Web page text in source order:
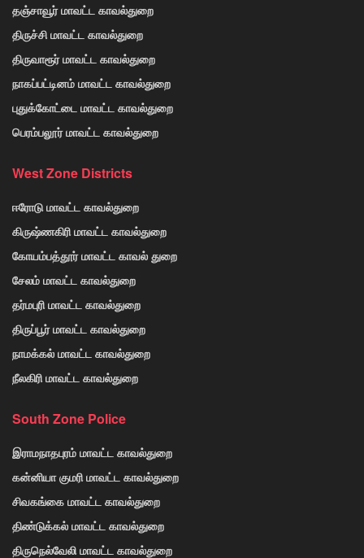
தஞ்சாவூர் மாவட்ட காவல்துறை
திருச்சி மாவட்ட காவல்துறை
திருவாரூர் மாவட்ட காவல்துறை
நாகப்பட்டினம் மாவட்ட காவல்துறை
புதுக்கோட்டை மாவட்ட காவல்துறை
பெரம்பலூர் மாவட்ட காவல்துறை
West Zone Districts
ஈரோடு மாவட்ட காவல்துறை
கிருஷ்ணகிரி மாவட்ட காவல்துறை
கோயம்பத்தூர் மாவட்ட காவல் துறை
சேலம் மாவட்ட காவல்துறை
தர்மபுரி மாவட்ட காவல்துறை
திருப்பூர் மாவட்ட காவல்துறை
நாமக்கல் மாவட்ட காவல்துறை
நீலகிரி மாவட்ட காவல்துறை
South Zone Police
இராமநாதபுரம் மாவட்ட காவல்துறை
கன்னியா குமரி மாவட்ட காவல்துறை
சிவகங்கை மாவட்ட காவல்துறை
திண்டுக்கல் மாவட்ட காவல்துறை
திருநெல்வேலி மாவட்ட காவல்துறை